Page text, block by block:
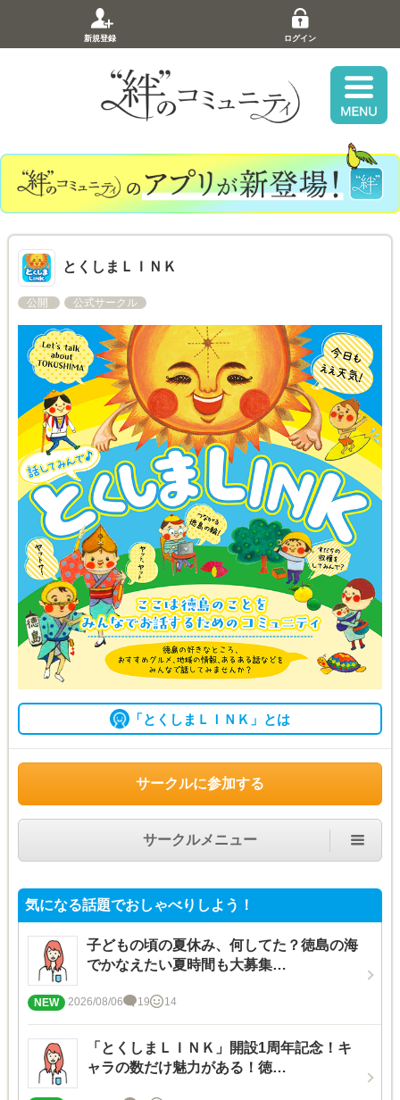
新規登録 ログイン
とくしまＬＩＮＫ
公開 公式サークル
「とくしまＬＩＮＫ」とは
サークルに参加する
サークルメニュー
気になる話題でおしゃべりしよう！
子どもの頃の夏休み、何してた？徳島の海
でかなえたい夏時間も大募集…
2026/08/06 19 14
「とくしまＬＩＮＫ」開設1周年記念！キ
ャラの数だけ魅力がある！徳…